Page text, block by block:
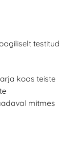
testitud
koos teiste
mitmes